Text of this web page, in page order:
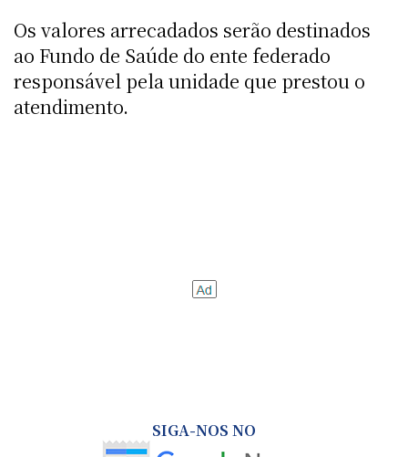
Os valores arrecadados serão destinados
ao Fundo de Saúde do ente federado
responsável pela unidade que prestou o
atendimento.
SIGA-NOS NO